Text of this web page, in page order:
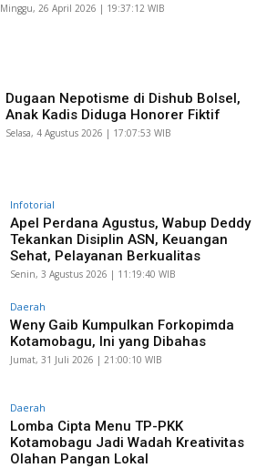
Minggu, 26 April 2026 | 19:37:12 WIB
Dugaan Nepotisme di Dishub Bolsel,
Anak Kadis Diduga Honorer Fiktif
Selasa, 4 Agustus 2026 | 17:07:53 WIB
Infotorial
Apel Perdana Agustus, Wabup Deddy
Tekankan Disiplin ASN, Keuangan
Sehat, Pelayanan Berkualitas
Senin, 3 Agustus 2026 | 11:19:40 WIB
Daerah
Weny Gaib Kumpulkan Forkopimda
Kotamobagu, Ini yang Dibahas
Jumat, 31 Juli 2026 | 21:00:10 WIB
Daerah
Lomba Cipta Menu TP-PKK
Kotamobagu Jadi Wadah Kreativitas
Olahan Pangan Lokal